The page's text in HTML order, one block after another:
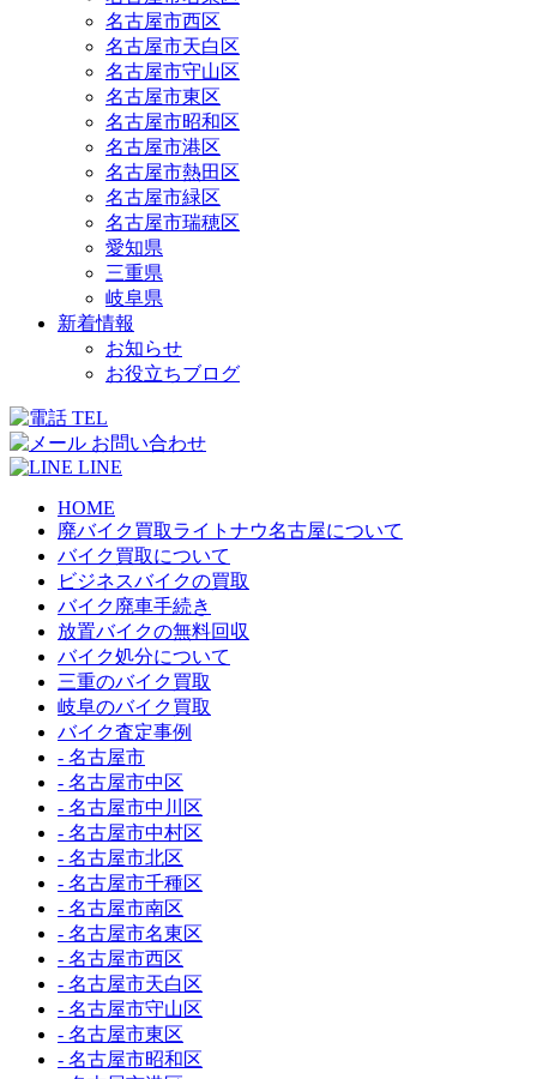
名古屋市西区
名古屋市天白区
名古屋市守山区
名古屋市東区
名古屋市昭和区
名古屋市港区
名古屋市熱田区
名古屋市緑区
名古屋市瑞穂区
愛知県
三重県
岐阜県
新着情報
お知らせ
お役立ちブログ
TEL
お問い合わせ
LINE
HOME
廃バイク買取ライトナウ名古屋について
バイク買取について
ビジネスバイクの買取
バイク廃車手続き
放置バイクの無料回収
バイク処分について
三重のバイク買取
岐阜のバイク買取
バイク査定事例
- 名古屋市
- 名古屋市中区
- 名古屋市中川区
- 名古屋市中村区
- 名古屋市北区
- 名古屋市千種区
- 名古屋市南区
- 名古屋市名東区
- 名古屋市西区
- 名古屋市天白区
- 名古屋市守山区
- 名古屋市東区
- 名古屋市昭和区